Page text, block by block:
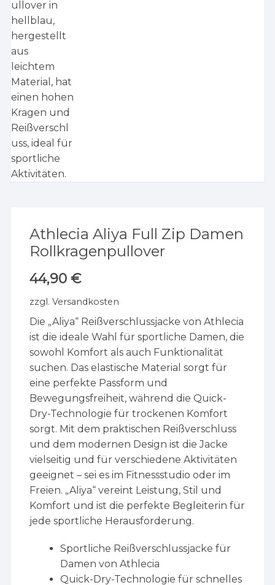
Athlecia Aliya Full Zip Damen
Rollkragenpullover
44,90€
zzgl.Versandkosten
Die „Aliya“ Reißverschlussjacke von Athlecia
ist die ideale Wahl für sportliche Damen, die
sowohl Komfort als auch Funktionalität
suchen. Das elastische Material sorgt für
eine perfekte Passform und
Bewegungsfreiheit, während die Quick-
Dry-Technologie für trockenen Komfort
sorgt. Mit dem praktischen Reißverschluss
und dem modernen Design ist die Jacke
vielseitig und für verschiedene Aktivitäten
geeignet – sei es im Fitnessstudio oder im
Freien. „Aliya“ vereint Leistung, Stil und
Komfort und ist die perfekte Begleiterin für
jede sportliche Herausforderung.
Sportliche Reißverschlussjacke für
Damen von Athlecia
Quick-Dry-Technologie für schnelles